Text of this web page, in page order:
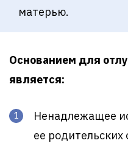
матерью.
Основанием для
является:
Ненадлежащее
ее родительских